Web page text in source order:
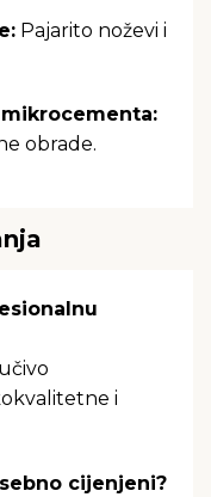
Pajarito noževi i
obrade.
i
cijenjeni?